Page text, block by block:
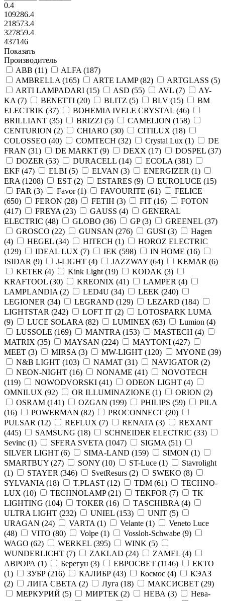
0.4
109286.4
218573.4
327859.4
437146
Показать
Производитель
ABB (11) ALFA (187)
AMBRELLA (165) ARTE LAMP (82) ARTGLASS (5)
ARTI LAMPADARI (15) ASD (55) AVL (7)
AY-
KA (7) BENETTI (20) BLITZ (5) BLV (15)
BM
ELECTRIK (37) BOHEMIA IVELE CRYSTAL (46)
BRILLIANT (35) BRIZZI (5) CAMELION (158)
CENTURION (2) CHIARO (30) CITILUX (18)
COLOSSEO (40) COMTECH (32) Crystal Lux (1)
DE
FRAN (31) DE MARKT (9) DEXX (17) DOSPEL (37)
DOZER (53) DURACELL (14) ECOLA (381)
EKF (47) ELBI (5) ELVAN (3) ENERGIZER (1)
ERA (1208) EST (2) ESTARES (9) EUROLUCE (15)
FAR (3) Favor (1) FAVOURITE (61)
FELICE
(650) FERON (28) FETIH (3) FIT (16)
FOTON
(417) FREYA (23) GAUSS (4)
GENERAL
ELECTRIC (48) GLOBO (36) GP (3) GREENEL (37)
GROSCO (22) GUNSAN (276) GUSI (3)
Hagen
(4) HEGEL (34) HITECH (1)
HOROZ ELECTRIC
(129) IDEAL LUX (7) IEK (598) IN HOME (16)
ISIDAR (9) J-LIGHT (4) JAZZWAY (64) KEMAR (6)
KETER (4) Kink Light (19) KODAK (3)
KRAFTOOL (30) KREONIX (41) LAMPER (4)
LAMPLANDIA (2) LED4U (34) LEEK (240)
LEGIONER (34) LEGRAND (129) LEZARD (184)
LIGHTSTAR (242) LOFT IT (2)
LOTOSPARK LUMA
(9) LUCE SOLARA (82) LUMINEX (63) Lumion (4)
LUSSOLE (169) MANTRA (153) MASTECH (4)
MATRIX (35) MAYSAN (224) MAYTONI (427)
MEET (3) MIRSA (3) MW-LIGHT (120) MYONE (39)
N&B LIGHT (103) NAMAT (31) NAVIGATOR (2)
NEON-NIGHT (16) NONAME (41)
NOVOTECH
(119) NOWODVORSKI (41) ODEON LIGHT (4)
OMNILUX (92) OR ILLUMINAZIONE (1) ORION (2)
OSRAM (141) OZGAN (199) PHILIPS (59)
PILA
(16) POWERMAN (82) PROCONNECT (20)
PULSAR (12) REFLUX (7) RENATA (3)
REXANT
(445) SAMSUNG (18) SCHNEIDER ELECTRIC (33)
Sevinc (1) SFERA SVETA (1047) SIGMA (51)
SILVER LIGHT (6) SIMA-LAND (159) SIMON (1)
SMARTBUY (27) SONY (10) ST-Luce (1)
Stavrolight
(1) STAYER (346) SvetResurs (2) SWEKO (8)
SYLVANIA (18) T.PLAST (12) TDM (61)
TECHNO-
LUX (10) TECHNOLAMP (21) TEKFOR (7)
TK
LIGHTING (104) TOKER (16) TАSCHIBRA (4)
ULTRA LIGHT (232) UNIEL (153) UNIT (5)
URAGAN (24) VARTA (1) Velante (1)
Veneto Luce
(48) VITO (80) Volpe (1) Vossloh-Schwabe (9)
WAGO (62) WERKEL (395) WINK (5)
WUNDERLICHT (7) ZAKLAD (24) ZAMEL (4)
АВРОРА (1) Берегун (3) ЕВРОСВЕТ (1146)
ЕКТО
(1) ЗУБР (216) КАЛИБР (43) Космос (4)
КЭАЗ
(2) ЛИГА СВЕТА (2) Луга (18) МАКСИСВЕТ (29)
МЕРКУРИЙ (5) МИРТЕК (2) НЕВА (3)
Нева-